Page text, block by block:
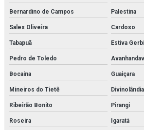
Bernardino de Campos Palestina
Sales Oliveira Cardoso
Tabapuã Estiva Gerbi
Pedro de Toledo
Bocaina Guaiçara
Mineiros do Tietê Divinolândia
Ribeirão Bonito Pirangi
Roseira Igaratá